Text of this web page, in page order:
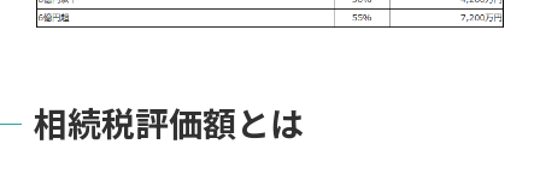
相続税評価額とは